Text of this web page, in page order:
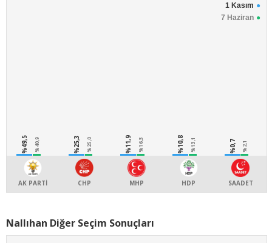
1 Kasım
7 Haziran
%49,5 %40,9
AK PARTİ
%25,3 %25,0
CHP
%11,9 %16,3
MHP
%10,8 %13,1
HDP
%0,7 %2,1
SAADET
Nallıhan Diğer Seçim Sonuçları